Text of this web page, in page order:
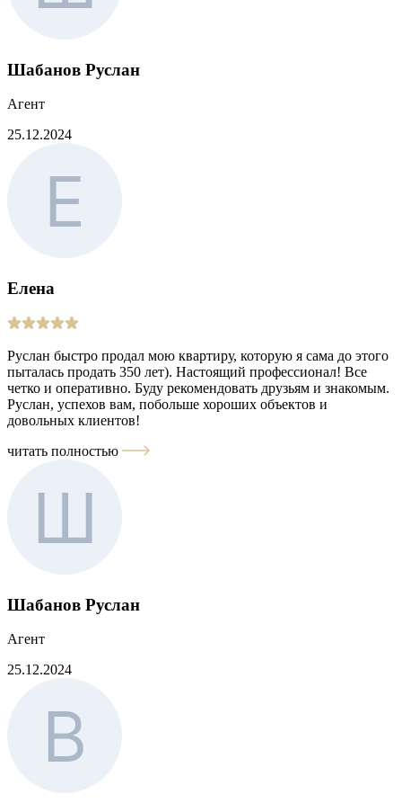
Шабанов Руслан
Агент
25.12.2024
Елена
Руслан быстро продал мою квартиру, которую я сама до этого
пыталась продать 350 лет). Настоящий профессионал! Все
четко и оперативно. Буду рекомендовать друзьям и знакомым.
Руслан, успехов вам, побольше хороших объектов и
довольных клиентов!
читать полностью
Шабанов Руслан
Агент
25.12.2024